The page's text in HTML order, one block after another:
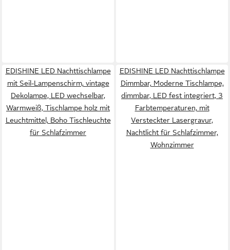
EDISHINE LED Nachttischlampe
mit Seil-Lampenschirm, vintage
Dekolampe, LED wechselbar,
Warmweiß, Tischlampe holz mit
Leuchtmittel, Boho Tischleuchte
für Schlafzimmer
EDISHINE LED Nachttischlampe
Dimmbar, Moderne Tischlampe,
dimmbar, LED fest integriert, 3
Farbtemperaturen, mit
Versteckter Lasergravur,
Nachtlicht für Schlafzimmer,
Wohnzimmer